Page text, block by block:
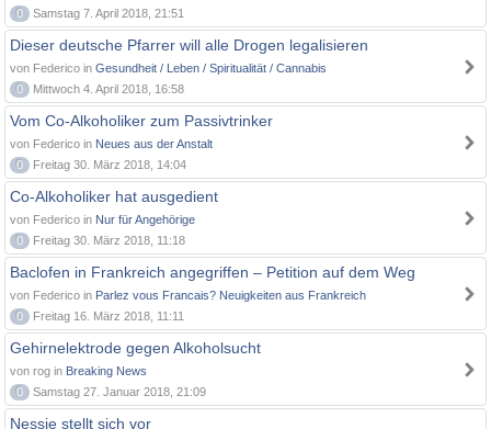
0
Samstag 7. April 2018, 21:51
Dieser deutsche Pfarrer will alle Drogen legalisieren
von Federico in Gesundheit / Leben / Spiritualität / Cannabis
0
Mittwoch 4. April 2018, 16:58
Vom Co-Alkoholiker zum Passivtrinker
von Federico in Neues aus der Anstalt
0
Freitag 30. März 2018, 14:04
Co-Alkoholiker hat ausgedient
von Federico in Nur für Angehörige
0
Freitag 30. März 2018, 11:18
Baclofen in Frankreich angegriffen – Petition auf dem Weg
von Federico in Parlez vous Francais? Neuigkeiten aus Frankreich
0
Freitag 16. März 2018, 11:11
Gehirnelektrode gegen Alkoholsucht
von rog in Breaking News
0
Samstag 27. Januar 2018, 21:09
Nessie stellt sich vor